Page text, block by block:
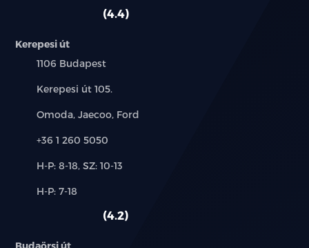
4.4
Kerepesi út
Település:
1106 Budapest
Cím:
Kerepesi út 105.
Márkák:
Omoda, Jaecoo, Ford
Telefon:
+36 1 260 5050
Új-
használt
H-P: 8-18, SZ: 10-13
Alkatrész,
H-P: 7-18
4.2